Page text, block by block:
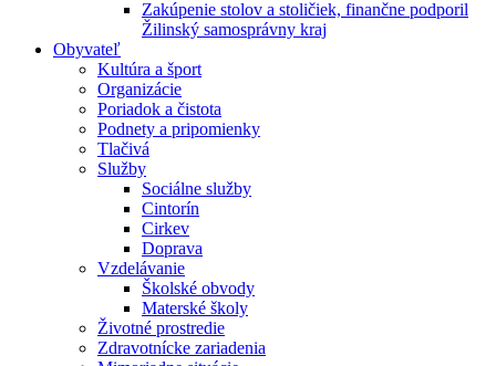
Zakúpenie stolov a stoličiek, finančne podporil
Žilinský samosprávny kraj
Obyvateľ
Kultúra a šport
Organizácie
Poriadok a čistota
Podnety a pripomienky
Tlačivá
Služby
Sociálne služby
Cintorín
Cirkev
Doprava
Vzdelávanie
Školské obvody
Materské školy
Životné prostredie
Zdravotnícke zariadenia